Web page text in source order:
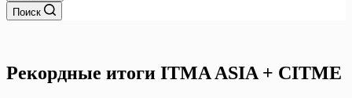
Поиск
Рекордные итоги ITMA ASIA + CITME